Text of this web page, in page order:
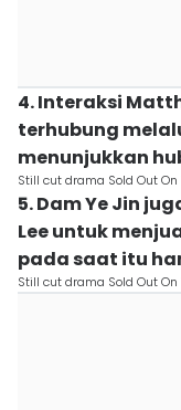
4. Interaksi
terhubung
menunjukkan
Still cut drama Sold Out On
5. Dam Ye Jin
Lee untuk
pada saat itu
Still cut drama Sold Out On